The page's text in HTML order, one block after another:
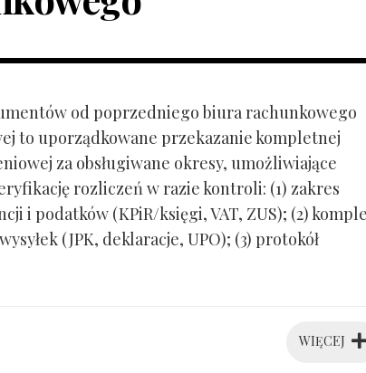
od poprzedniego biura rachunkowego
to uporządkowane przekazanie kompletnej
za obsługiwane okresy, umożliwiające
rozliczeń w razie kontroli: (1) zakres
i podatków (KPiR/księgi, VAT, ZUS); (2)
(JPK, deklaracje, UPO); (3) protokół
WIĘCEJ